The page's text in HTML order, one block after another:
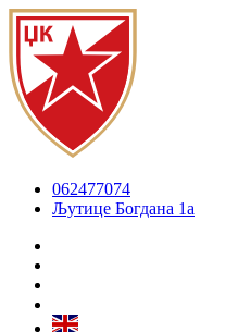
062477074
Љутице Богдана 1а